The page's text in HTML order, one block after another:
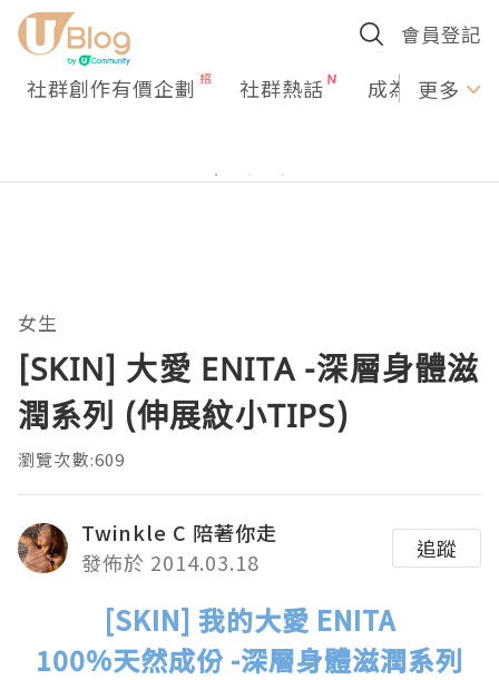
會員登記
社群創作有價企劃 社群熱話 成為U更多
女生
[SKIN] 大愛 ENITA -深層身體滋
潤系列 (伸展紋小TIPS)
瀏覽次數:609
Twinkle C 陪著你走
發佈於 2014.03.18
追蹤
[SKIN] 我的大愛 ENITA
100%天然成份 -深層身體滋潤系列